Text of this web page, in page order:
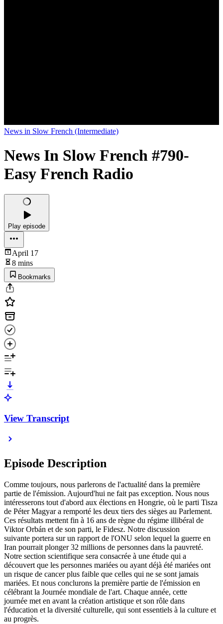
News in Slow French (Intermediate)
News In Slow French #790-
Easy French Radio
Play episode
April 17
8 mins
Bookmarks
View Transcript
Episode Description
Comme toujours, nous parlerons de l'actualité dans la première
partie de l'émission. Aujourd'hui ne fait pas exception. Nous nous
intéresserons tout d'abord aux élections en Hongrie, où le parti Tisza
de Péter Magyar a remporté les deux tiers des sièges au Parlement.
Ces résultats mettent fin à 16 ans de règne du régime illibéral de
Viktor Orbán et de son parti, le Fidesz. Notre discussion
suivante portera sur un rapport de l'ONU selon lequel la guerre en
Iran pourrait plonger 32 millions de personnes dans la pauvreté.
Notre section scientifique sera consacrée à une étude qui a
découvert que les personnes mariées ou ayant déjà été mariées ont
un risque de cancer plus faible que celles qui ne se sont jamais
mariées. Et nous conclurons la première partie de l'émission en
célébrant la Journée mondiale de l'art. Chaque année, cette
journée met en avant la création artistique et son rôle dans
l'éducation et la diversité culturelle, qui sont essentiels à la culture et
au progrès.